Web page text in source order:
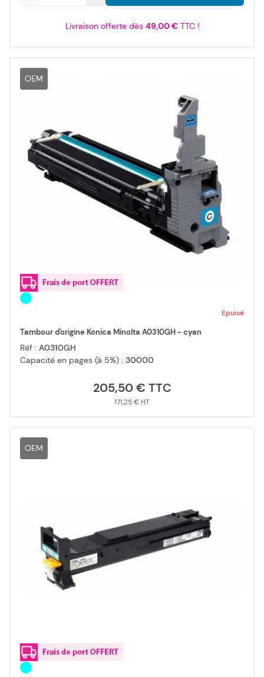
Livraison offerte dès 49,00 €TTC !
OEM
Epuisé
Tambour d'origine Konica Minolta A0310GH - cyan
Réf : A0310GH
Capacité en pages (à 5%) : 30000
205,50 €
171,25 €
OEM